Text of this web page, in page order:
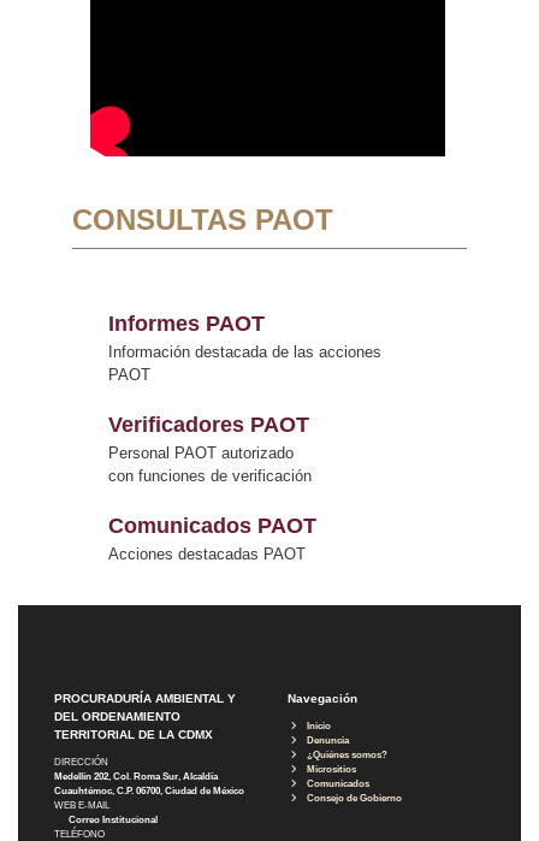
CONSULTAS PAOT
Informes PAOT
Información destacada de las acciones
PAOT
Verificadores PAOT
Personal PAOT autorizado
con funciones de verificación
Comunicados PAOT
Acciones destacadas PAOT
PROCURADURÍA AMBIENTAL Y
DEL ORDENAMIENTO
TERRITORIAL DE LA CDMX
DIRECCIÓN
Medellín 202, Col. Roma Sur, Alcaldía
Cuauhtémoc, C.P. 06700, Ciudad de México
WEB E-MAIL
Correo Institucional
TELÉFONO
Navegación
Inicio
Denuncia
¿Quiénes somos?
Micrositios
Comunicados
Consejo de Gobierno